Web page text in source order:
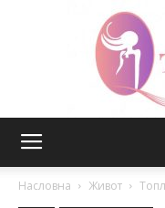
Насловна Живот